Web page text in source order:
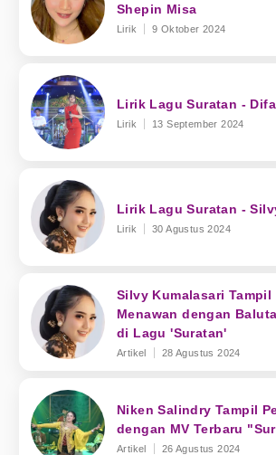
Shepin Misa
Lirik 9 Oktober 2024
Lirik Lagu Suratan -
Lirik 13 September 2024
Lirik Lagu Suratan -
Lirik 30 Agustus 2024
Silvy Kumalasari Tampil
Menawan dengan
di Lagu 'Suratan'
Artikel 28 Agustus 2024
Niken Salindry Tampil
dengan MV Terbaru
Artikel 26 Agustus 2024